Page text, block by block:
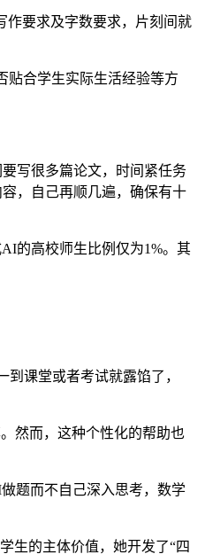
要求及字数要求，片刻间就
合学生实际生活经验等方
写很多篇论文，时间紧任务
，自己再顺几遍，确保有十
的高校师生比例仅为1%。其
课堂或者考试就露馅了，
然而，这种个性化的帮助也
题而不自己深入思考，数学
生的主体价值，她开发了“四